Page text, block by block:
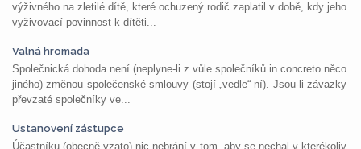
výživného na zletilé dítě, které ochuzený rodič zaplatil v době, kdy jeho
vyživovací povinnost k dítěti...
Valná hromada
Společnická dohoda není (neplyne-li z vůle společníků in concreto něco
jiného) změnou společenské smlouvy (stojí „vedle“ ní). Jsou-li závazky
převzaté společníky ve...
Ustanovení zástupce
Účastníku (obecně vzato) nic nebrání v tom, aby se nechal v kterékoliv